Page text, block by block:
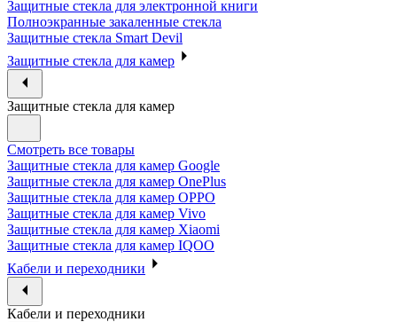
Защитные стекла для электронной книги
Полноэкранные закаленные стекла
Защитные стекла Smart Devil
Защитные стекла для камер
Защитные стекла для камер
Смотреть все товары
Защитные стекла для камер Google
Защитные стекла для камер OnePlus
Защитные стекла для камер OPPO
Защитные стекла для камер Vivo
Защитные стекла для камер Xiaomi
Защитные стекла для камер IQOO
Кабели и переходники
Кабели и переходники